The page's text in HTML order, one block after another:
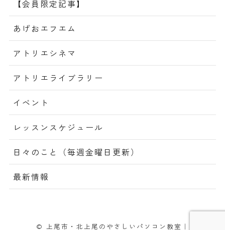
【会員限定記事】
あげおエフエム
アトリエシネマ
アトリエライブラリー
イベント
レッスンスケジュール
日々のこと（毎週金曜日更新）
最新情報
© 上尾市・北上尾のやさしいパソコン教室｜